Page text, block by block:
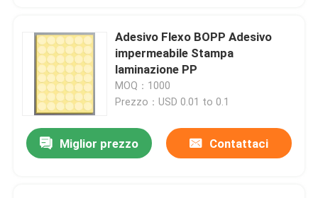
Adesivo Flexo BOPP Adesivo
impermeabile Stampa
laminazione PP
MOQ：1000
Prezzo：USD 0.01 to 0.1
Miglior prezzo Contattaci